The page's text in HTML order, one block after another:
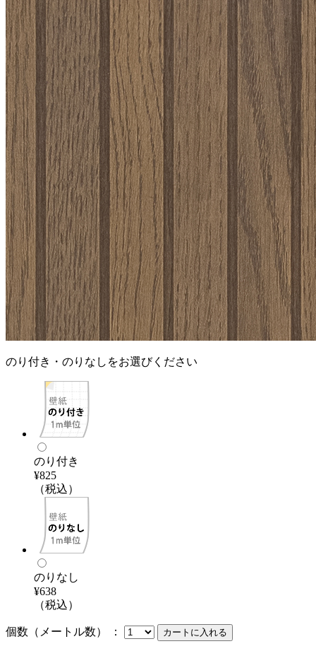
のり付き・のりなしをお選びください
のり付き
¥825
（税込）
のりなし
¥638
（税込）
個数（メートル数） ：